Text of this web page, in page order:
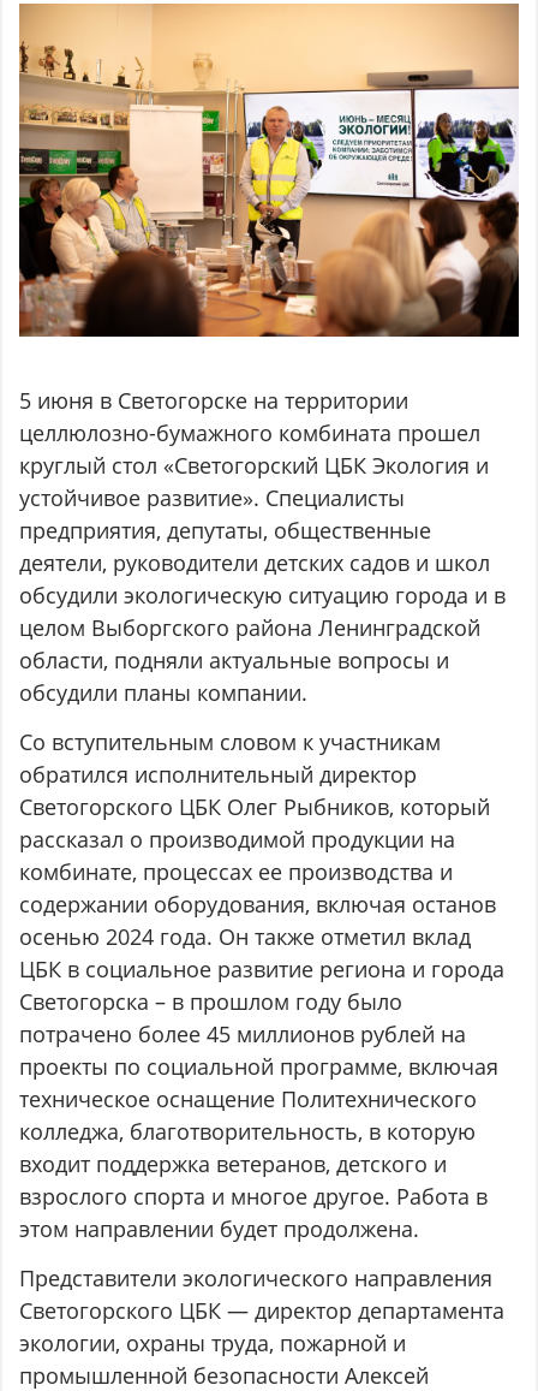
5 июня в Светогорске на территории
целлюлозно-бумажного комбината прошел
круглый стол «Светогорский ЦБК Экология и
устойчивое развитие». Специалисты
предприятия, депутаты, общественные
деятели, руководители детских садов и школ
обсудили экологическую ситуацию города и в
целом Выборгского района Ленинградской
области, подняли актуальные вопросы и
обсудили планы компании.
Со вступительным словом к участникам
обратился исполнительный директор
Светогорского ЦБК Олег Рыбников, который
рассказал о производимой продукции на
комбинате, процессах ее производства и
содержании оборудования, включая останов
осенью 2024 года. Он также отметил вклад
ЦБК в социальное развитие региона и города
Светогорска – в прошлом году было
потрачено более 45 миллионов рублей на
проекты по социальной программе, включая
техническое оснащение Политехнического
колледжа, благотворительность, в которую
входит поддержка ветеранов, детского и
взрослого спорта и многое другое. Работа в
этом направлении будет продолжена.
Представители экологического направления
Светогорского ЦБК — директор департамента
экологии, охраны труда, пожарной и
промышленной безопасности Алексей